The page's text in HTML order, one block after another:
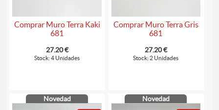
Comprar Muro Terra Kaki
681
27.20 €
Stock: 4 Unidades
Comprar Muro Terra Gris
681
27.20 €
Stock: 2 Unidades
Novedad Novedad